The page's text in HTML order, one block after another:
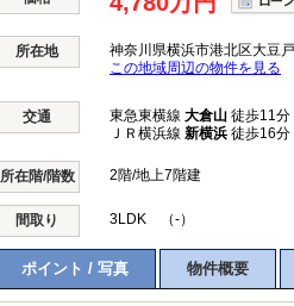
所在地
神奈川県横浜市港北区大豆
この地域周辺の物件を見る
交通 東急東横線 大倉山 徒歩11分
ＪＲ横浜線 新横浜 徒歩16分
所在階/階数 2階/地上7階建
間取り 3LDK （-）
ポイント / 写真 物件概要